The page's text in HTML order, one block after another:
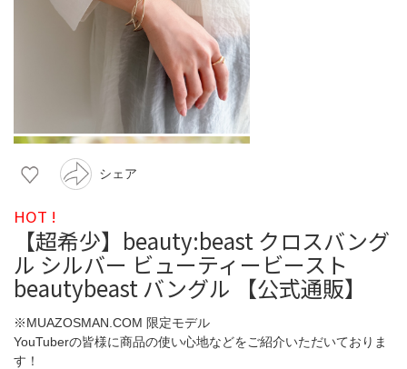
シェア
HOT !
【超希少】beauty:beast クロスバング
ル シルバー ビューティービースト
beautybeast バングル 【公式通販】
※MUAZOSMAN.COM 限定モデル
YouTuberの皆様に商品の使い心地などをご紹介いただいておりま
す！